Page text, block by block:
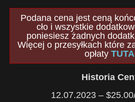
Podana cena jest ceną
cło i wszystkie
poniesiesz żadnych
Więcej o przesyłkach które
opłaty
Historia
12.07.2023 –